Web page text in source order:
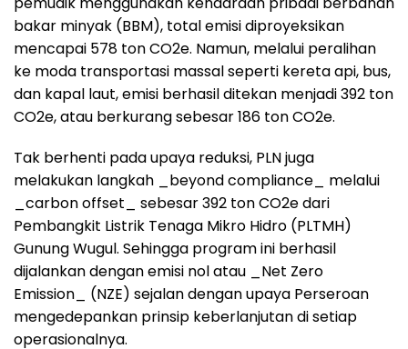
bakar minyak (BBM), total emisi diproyeksikan
mencapai 578 ton CO2e. Namun, melalui peralihan
ke moda transportasi massal seperti kereta api, bus,
dan kapal laut, emisi berhasil ditekan menjadi 392 ton
CO2e, atau berkurang sebesar 186 ton CO2e.
Tak berhenti pada upaya reduksi, PLN juga
melakukan langkah _beyond compliance_ melalui
_carbon offset_ sebesar 392 ton CO2e dari
Pembangkit Listrik Tenaga Mikro Hidro (PLTMH)
Gunung Wugul. Sehingga program ini berhasil
dijalankan dengan emisi nol atau _Net Zero
Emission_ (NZE) sejalan dengan upaya Perseroan
mengedepankan prinsip keberlanjutan di setiap
operasionalnya.